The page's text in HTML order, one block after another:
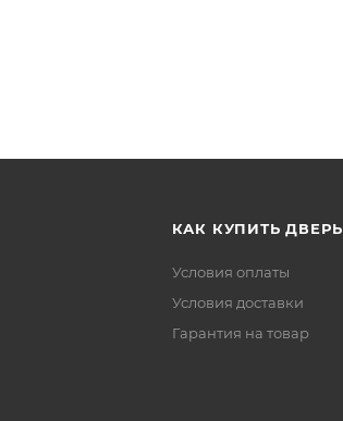
КАК КУПИТЬ ДВЕРЬ
Условия оплаты
Условия доставки
Гарантия на товар